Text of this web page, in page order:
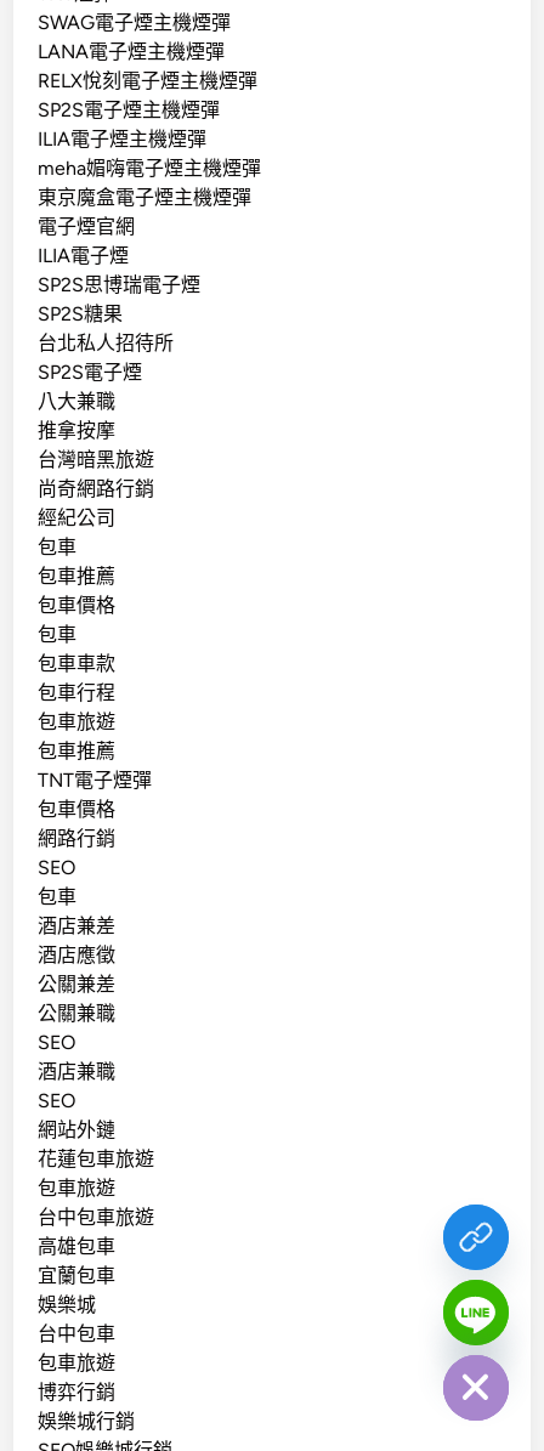
SWAG電子煙主機煙彈
LANA電子煙主機煙彈
RELX悅刻電子煙主機煙彈
SP2S電子煙主機煙彈
ILIA電子煙主機煙彈
meha媚嗨電子煙主機煙彈
東京魔盒電子煙主機煙彈
電子煙官網
ILIA電子煙
SP2S思博瑞電子煙
SP2S糖果
台北私人招待所
SP2S電子煙
八大兼職
推拿按摩
台灣暗黑旅遊
尚奇網路行銷
經紀公司
包車
包車推薦
包車價格
包車
包車車款
包車行程
包車旅遊
包車推薦
TNT電子煙彈
包車價格
網路行銷
SEO
包車
酒店兼差
酒店應徵
公關兼差
公關兼職
SEO
酒店兼職
SEO
網站外鏈
花蓮包車旅遊
包車旅遊
台中包車旅遊
高雄包車
宜蘭包車
娛樂城
台中包車
包車旅遊
博弈行銷
娛樂城行銷
Hide
chaty